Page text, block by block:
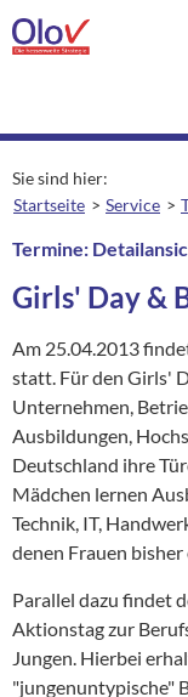
Zum Inhalt springen
Menü
Sie sind hier:
Startseite
Service
Termine:
Girls' Day &
Am 25.04.2013
statt. Für den Girls'
Unternehmen,
Ausbildungen,
Deutschland ihre
Mädchen lernen
Technik, IT,
denen Frauen
Parallel dazu findet
Aktionstag zur
Jungen. Hierbei
"jungenuntypische"